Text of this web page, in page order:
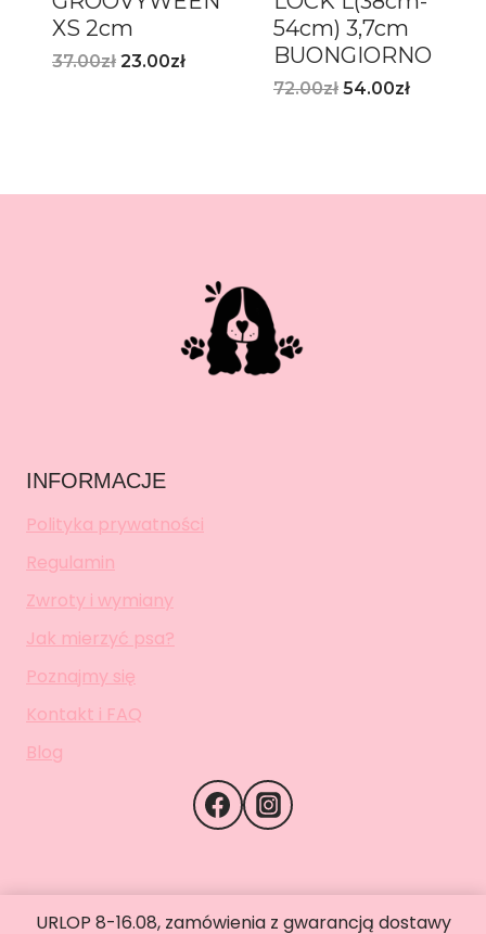
URLOP 8-16.08, zamówienia z gwarancją dostawy
XS 2cm
37.00zł 23.00zł
54cm) 3,7cm
BUONGIORNO
72.00zł 54.00zł
INFORMACJE
Polityka prywatności
Regulamin
Zwroty i wymiany
Jak mierzyć psa?
Poznajmy się
Kontakt i FAQ
Blog